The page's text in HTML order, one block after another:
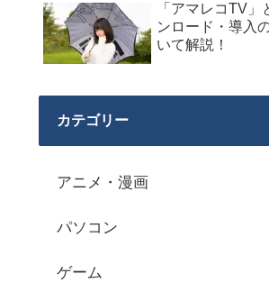
「アマレコTV」
ンロード・導入
いて解説！
カテゴリー
アニメ・漫画
パソコン
ゲーム